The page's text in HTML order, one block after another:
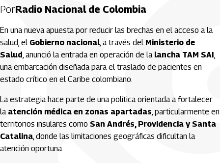
PorRadio Nacional de Colombia
En una nueva apuesta por reducir las brechas en el acceso a la
salud, el Gobierno nacional, a través del Ministerio de
Salud, anunció la entrada en operación de la lancha TAM SAI,
una embarcación diseñada para el traslado de pacientes en
estado crítico en el Caribe colombiano.
La estrategia hace parte de una política orientada a fortalecer
la atención médica en zonas apartadas, particularmente en
territorios insulares como San Andrés, Providencia y Santa
Catalina, donde las limitaciones geográficas dificultan la
atención oportuna.